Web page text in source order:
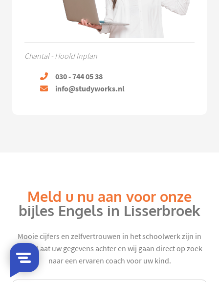
Chantal - Hoofd Inplan
030 - 744 05 38
info@studyworks.nl
Meld u nu aan voor onze
bijles Engels in Lisserbroek
Mooie cijfers en zelfvertrouwen in het schoolwerk zijn in
zicht. Laat uw gegevens achter en wij gaan direct op zoek
naar een ervaren coach voor uw kind.